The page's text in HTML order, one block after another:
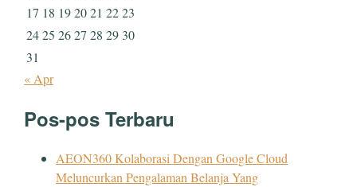
17 18 192021 2223
2425 2627 28 29 30
31
« Apr
Pos-pos Terbaru
AEON360 Kolaborasi Dengan Google Cloud
Meluncurkan Pengalaman Belanja Yang